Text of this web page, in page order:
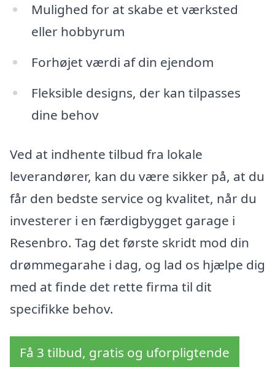
Mulighed for at skabe et værksted
eller hobbyrum
Forhøjet værdi af din ejendom
Fleksible designs, der kan tilpasses
dine behov
Ved at indhente tilbud fra lokale
leverandører, kan du være sikker på, at du
får den bedste service og kvalitet, når du
investerer i en færdigbygget garage i
Resenbro. Tag det første skridt mod din
drømmegarahe i dag, og lad os hjælpe dig
med at finde det rette firma til dit
specifikke behov.
Få 3 tilbud, gratis og uforpligtende